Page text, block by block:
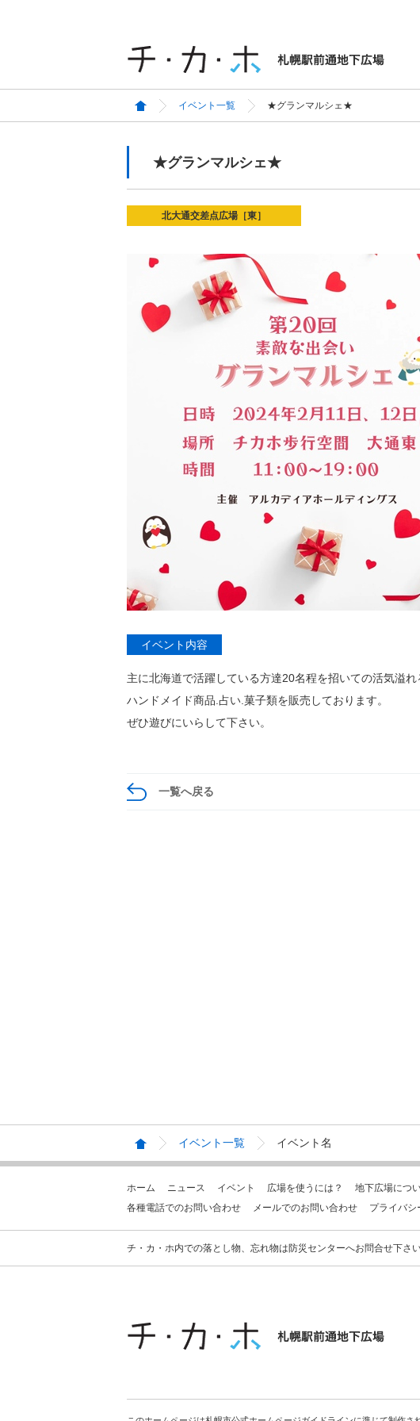
イベント一覧 ★グランマルシェ★
★グランマルシェ★
北大通交差点広場［東］
イベント内容
主に北海道で活躍している方達20名程を招いての活気溢れ
ハンドメイド商品.占い.菓子類を販売しております。
ぜひ遊びにいらして下さい。
一覧へ戻る
イベント一覧 イベント名
ホーム ニュース イベント 広場を使うには？ 地下広場につ
各種電話でのお問い合わせ
メールでのお問い合わせ プライバシ
チ・カ・ホ内での落とし物、忘れ物は防災センターへお問合せ下さ